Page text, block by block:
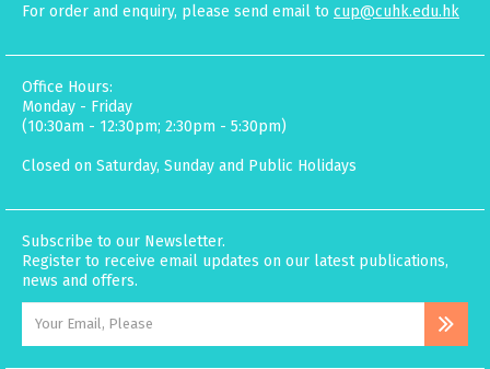
For order and enquiry, please send email to cup@cuhk.edu.hk
Office Hours:
Monday - Friday
(10:30am - 12:30pm; 2:30pm - 5:30pm)
Closed on Saturday, Sunday and Public Holidays
Subscribe to our Newsletter.
Register to receive email updates on our latest publications,
news and offers.